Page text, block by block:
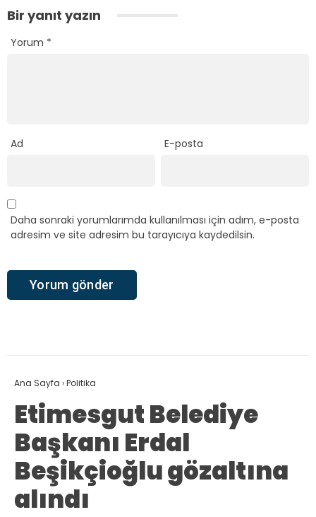
Bir yanıt yazın
Yorum *
Ad E-posta
Daha sonraki yorumlarımda kullanılması için adım, e-posta
adresim ve site adresim bu tarayıcıya kaydedilsin.
Ana Sayfa ›Politika
Etimesgut Belediye
Başkanı Erdal
Beşikçioğlu gözaltına
alındı